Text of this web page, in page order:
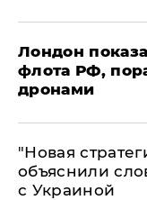
Лондон
флота РФ,
дронами
"Новая
объяснили
с Украиной